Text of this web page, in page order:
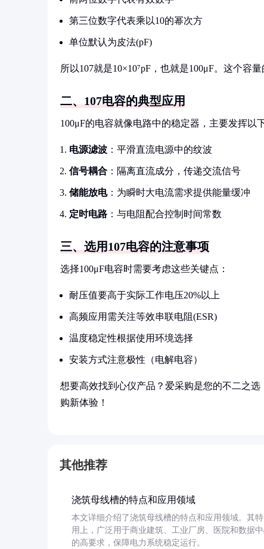
第三位数字代表乘以10的幂次方
单位默认为皮法(pF)
所以107就是10×10⁷pF，也就是100μF。这个容
二、107电容的典型应用
100μF的电容就像电路中的稳定器，主要发挥以
电源滤波 ：平滑直流电源中的纹波
信号耦合 ：隔离直流成分，传递交流信号
储能放电：为瞬时大电流需求提供能量缓冲
定时电路 ：与电阻配合控制时间常数
三、选用107电容的注意事项
选择100μF电容时需要考虑这些关键点：
耐压值要高于实际工作电压20%以上
高频应用需关注等效串联电阻(ESR)
温度稳定性根据使用环境选择
安装方式注意极性（电解电容）
想要高效找到心仪产品？爱采购是您的不二之
购新体验！
其他推荐
浇筑母线槽的特点和应用领域
本文详细介绍了浇筑母线槽的特点和应用领域。其
用上，广泛用于商业建筑、工业厂房、医院和数据
的高要求，保障电力系统稳定运行。